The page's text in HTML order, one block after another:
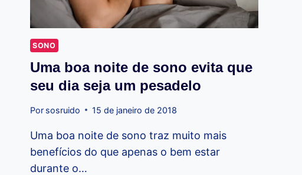
SONO
Uma boa noite de sono evita que
seu dia seja um pesadelo
Por sosruido 15 de janeiro de 2018
Uma boa noite de sono traz muito mais
benefícios do que apenas o bem estar
durante o…